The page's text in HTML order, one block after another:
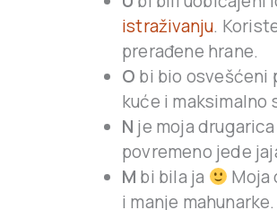
istraživanju.
prerađene hrane.
O bi bio osvešćeni
kuće i maksimalno
N je moja
povremeno jede
M bi bila ja
Moja
i manje mahunarke.